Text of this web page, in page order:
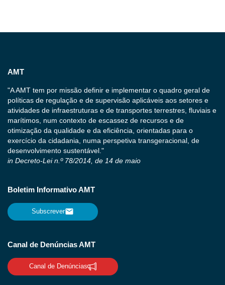
AMT
"A AMT tem por missão definir e implementar o quadro geral de
políticas de regulação e de supervisão aplicáveis aos setores e
atividades de infraestruturas e de transportes terrestres, fluviais e
marítimos, num contexto de escassez de recursos e de
otimização da qualidade e da eficiência, orientadas para o
exercício da cidadania, numa perspetiva transgeracional, de
desenvolvimento sustentável."
in Decreto-Lei n.º 78/2014, de 14 de maio
Boletim Informativo AMT
Subscrever
Canal de Denúncias AMT
Canal de Denúncias